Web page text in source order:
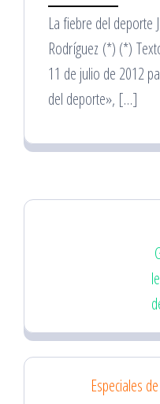
La fiebre del deporte
Rodríguez (*) (*)
11 de julio de 2012
del deporte», […]
Especiales